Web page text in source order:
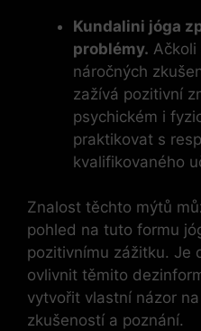
Kundalini jóga
problémy.
náročných
zažívá pozitivní
psychickém i
praktikovat s
kvalifikovaného
Znalost těchto mýtů
pohled na tuto formu
pozitivnímu zážitku. Je
ovlivnit těmito
vytvořit vlastní názor
zkušeností a poznání.